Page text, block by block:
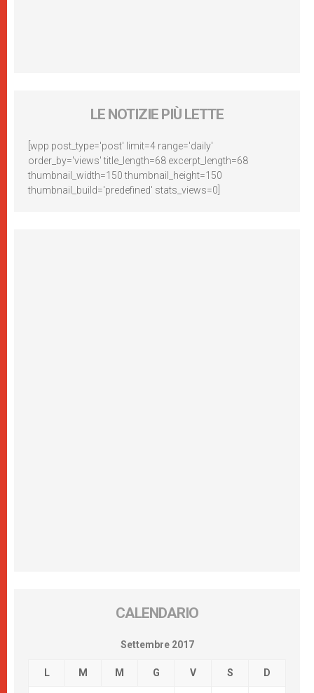
LE NOTIZIE PIÙ LETTE
[wpp post_type='post' limit=4 range='daily'
order_by='views' title_length=68 excerpt_length=68
thumbnail_width=150 thumbnail_height=150
thumbnail_build='predefined' stats_views=0]
CALENDARIO
Settembre 2017
L M M G V S D